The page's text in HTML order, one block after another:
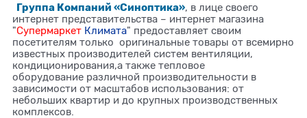
Группа Компаний «Синоптика», в лице своего
интернет представительства – интернет магазина
"Супермаркет Климата" предоставляет своим
посетителям только оригинальные товары от всемирно
известных производителей систем вентиляции,
кондиционирования,а также тепловое
оборудование различной производительности в
зависимости от масштабов использования: от
небольших квартир и до крупных производственных
комплексов.